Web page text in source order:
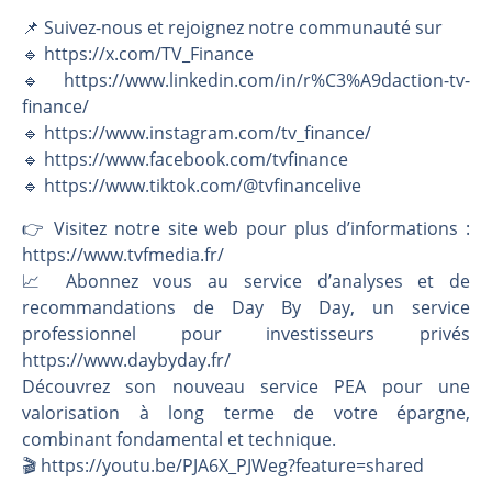
📌 Suivez-nous et rejoignez notre communauté sur
🔹 https://x.com/TV_Finance
🔹 https://www.linkedin.com/in/r%C3%A9daction-tv-
finance/
🔹 https://www.instagram.com/tv_finance/
🔹 https://www.facebook.com/tvfinance
🔹 https://www.tiktok.com/@tvfinancelive
👉️ Visitez notre site web pour plus d’informations :
https://www.tvfmedia.fr/
📈 Abonnez vous au service d’analyses et de
recommandations de Day By Day, un service
professionnel pour investisseurs privés
https://www.daybyday.fr/
Découvrez son nouveau service PEA pour une
valorisation à long terme de votre épargne,
combinant fondamental et technique.
🎬️ https://youtu.be/PJA6X_PJWeg?feature=shared